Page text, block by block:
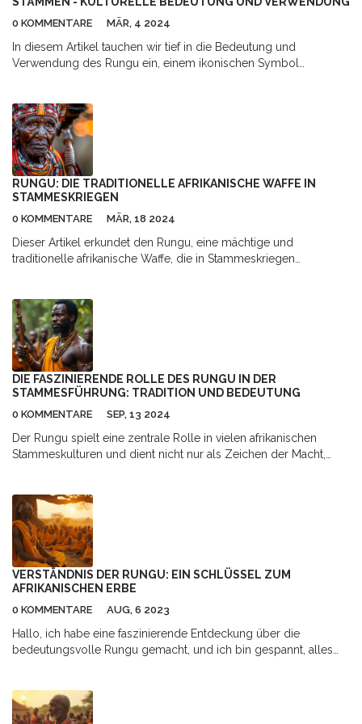
0 KOMMENTARE MÄR, 4 2024
In diesem Artikel tauchen wir tief in die Bedeutung und
Verwendung des Rungu ein, einem ikonischen Symbol
kulturelle Bedeutung, die Herstellung und die verschiedenen
Arten von Rungus. Darüber hinaus beleuchten wir die
zeitgenössische Relevanz und wie das Verständnis der
Traditionen um den Rungu uns Einblicke in afrikanische Kulturen
bietet.
RUNGU: DIE TRADITIONELLE AFRIKANISCHE WAFFE IN
STAMMESKRIEGEN
0 KOMMENTARE MÄR, 18 2024
Dieser Artikel erkundet den Rungu, eine mächtige und
traditionelle afrikanische Waffe, die in Stammeskriegen
kulturelle und soziale Bedeutung für die afrikanischen
Gemeinschaften hatte. Es werden die Herstellung, der Einsatz
und die Rolle des Rungu in der afrikanischen Gesellschaft
detailliert beschrieben, ergänzt durch interessante Fakten und
Einblicke in die Handhabung und Bewahrung dieser
einzigartigen Kriegsgeräte.
DIE FASZINIERENDE ROLLE DES RUNGU IN DER
STAMMESFÜHRUNG: TRADITION UND BEDEUTUNG
0 KOMMENTARE SEP, 13 2024
Der Rungu spielt eine zentrale Rolle in vielen afrikanischen
Stammeskulturen und dient nicht nur als Zeichen der Macht,
wie er von Stammesführern verwendet wird und welche
symbolischen Bedeutungen ihm zugeschrieben werden.
VERSTÄNDNIS DER RUNGU: EIN SCHLÜSSEL ZUM
AFRIKANISCHEN ERBE
0 KOMMENTARE AUG, 6 2023
Hallo, ich habe eine faszinierende Entdeckung über die
bedeutungsvolle Rungu gemacht, und ich bin gespannt, alles
sie repräsentiert das afrikanische Erbe in seiner reinsten Form.
Schließen Sie sich mir an, wenn wir tiefer in das Verständnis der